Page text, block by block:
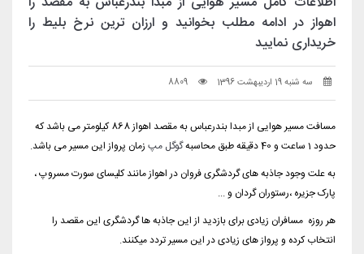
اهواز در ادامه مطلب بخوانید و ارزان ترین نرخ بلیط را
خریداری نمایید
سه شنبه 19 اردیبهشت 1396 8809
مسافت مسیر هوایی از مبدا بندرعباس به مقصد اهواز 868 کیلومتر می باشد که
حدود 1 ساعت و 40 دقیقه طبق محاسبه
گوگل مپ زمان پرواز این مسیر می باشد.
به علت وجود جاذبه های گردشگری فروان در اهواز مانند کلیسای سورت مسروپ ،
پارک جزیره ،رستوران گردان و ...
هر روزه مسافران زیادی برای بازدید از این جاذبه ها گردشگری این مقصد را
انتخاب کرده و پرواز های زیادی در این مسیر تردد میکنند.